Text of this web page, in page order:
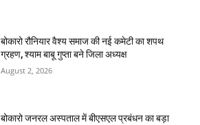
बोकारो रौनियार वैश्य समाज की नई कमेटी का शपथ
ग्रहण, श्याम बाबू गुप्ता बने जिला अध्यक्ष
August 2, 2026
बोकारो जनरल अस्पताल में बीएसएल प्रबंधन का बड़ा